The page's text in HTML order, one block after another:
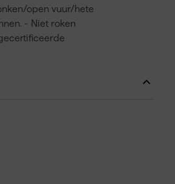
open vuur/hete
- Niet roken